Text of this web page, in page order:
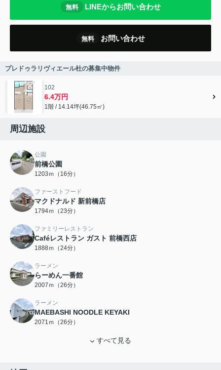
無料 LINEからお問い合わせ
無料 お問い合わせ
プレドゥラリヴィエール杜の募集中物件
102
6.4万円
1階 / 14.14坪(46.75㎡)
周辺施設
公園
前橋公園
1203ｍ（16分）
ファーストフード
マクドナルド 新前橋店
1794ｍ（23分）
ファミリーレストラン
Caféレストラン ガスト 前橋西店
1888ｍ（24分）
ラーメン
らーめん一番館
2007ｍ（26分）
ラーメン
MAEBASHI NOODLE KEYAKI
2071ｍ（26分）
すべて見る